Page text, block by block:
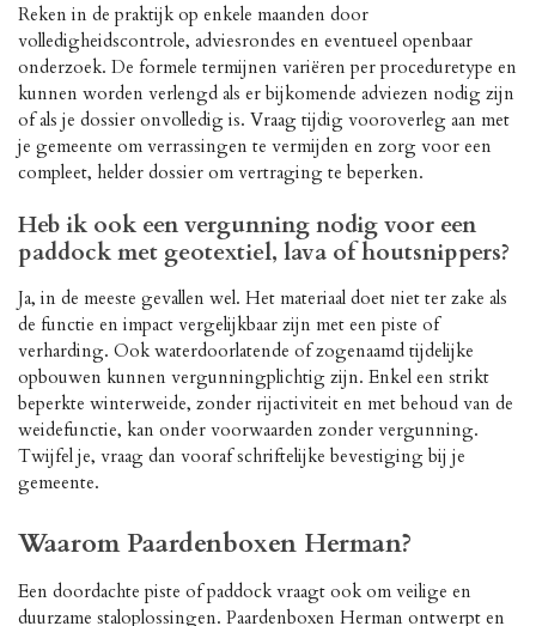
Reken in de praktijk op enkele maanden door
volledigheidscontrole, adviesrondes en eventueel openbaar
onderzoek. De formele termijnen variëren per proceduretype en
kunnen worden verlengd als er bijkomende adviezen nodig zijn
of als je dossier onvolledig is. Vraag tijdig vooroverleg aan met
je gemeente om verrassingen te vermijden en zorg voor een
compleet, helder dossier om vertraging te beperken.
Heb ik ook een vergunning nodig voor een
paddock met geotextiel, lava of houtsnippers?
Ja, in de meeste gevallen wel. Het materiaal doet niet ter zake als
de functie en impact vergelijkbaar zijn met een piste of
verharding. Ook waterdoorlatende of zogenaamd tijdelijke
opbouwen kunnen vergunningplichtig zijn. Enkel een strikt
beperkte winterweide, zonder rijactiviteit en met behoud van de
weidefunctie, kan onder voorwaarden zonder vergunning.
Twijfel je, vraag dan vooraf schriftelijke bevestiging bij je
gemeente.
Waarom Paardenboxen Herman?
Een doordachte piste of paddock vraagt ook om veilige en
duurzame staloplossingen. Paardenboxen Herman ontwerpt en